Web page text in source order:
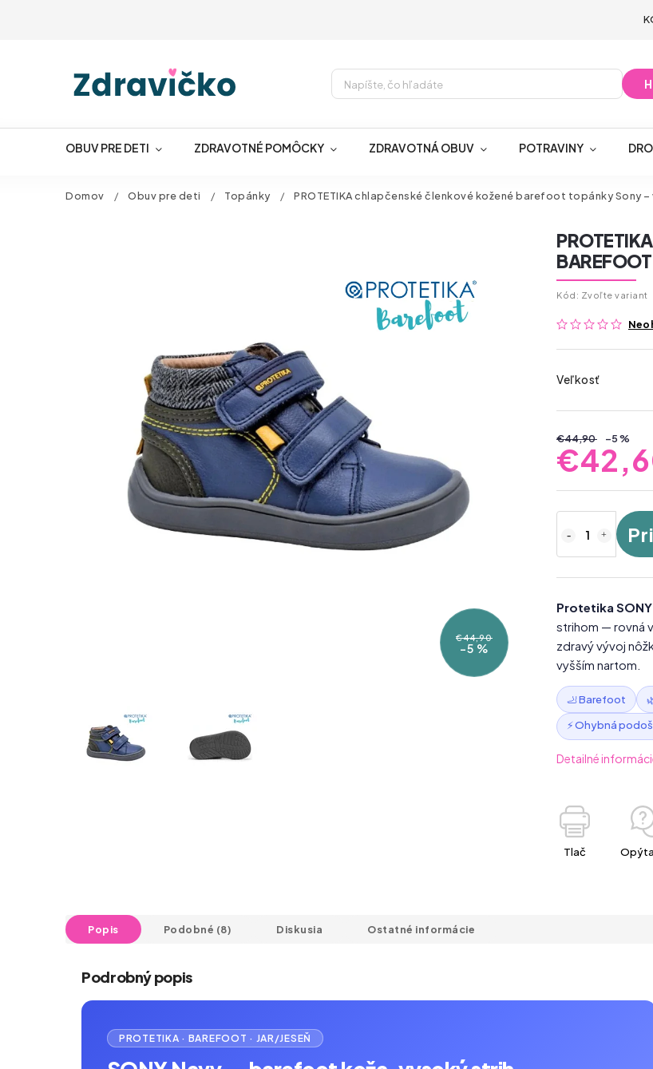
OBUV PRE DETI ZDRAVOTNÉ POMÔCKY ZDRAVOTNÁ OBUV POTRAVINY
Domov / Obuv pre deti / Topánky / PROTETIKA chlapčenské členkové kožené barefoot topánky Sony
€44,90
–5 %
Kód: Zvoľte variant
Veľkosť
€44,90 –5 %
Protetika SONY
strihom — rovná
zdravý vývoj
vyšším nartom.
🦶 Barefoot
⚡ Ohybná
Detailné
Tlač
Popis Podobné (8) Diskusia Ostatné informácie
Podrobný popis
PROTETIKA · BAREFOOT · JAR/JESEŇ